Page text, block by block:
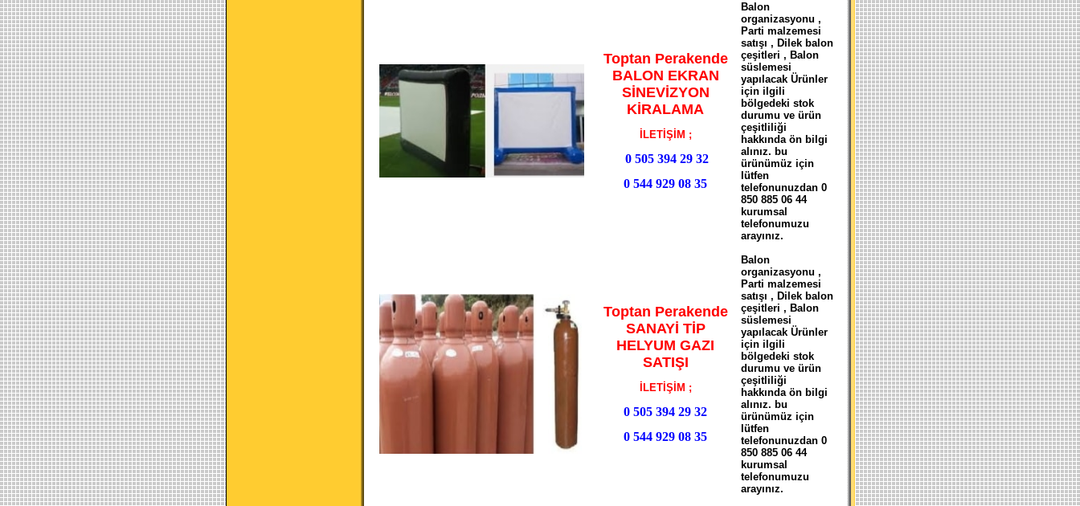
Toptan Perakende
BALON EKRAN
SİNEVİZYON
KİRALAMA
İLETİŞİM ;
0 505 394 29 32
0 544 929 08 35
Balon
organizasyonu ,
Parti malzemesi
satışı , Dilek balon
çeşitleri , Balon
süslemesi
yapılacak Ürünler
için ilgili
bölgedeki stok
durumu ve ürün
çeşitliliği
hakkında ön bilgi
alınız. bu
ürünümüz için
lütfen
telefonunuzdan 0
850 885 06 44
kurumsal
telefonumuzu
arayınız.
Toptan Perakende
SANAYİ TİP
HELYUM GAZI
SATIŞI
İLETİŞİM ;
0 505 394 29 32
0 544 929 08 35
Balon
organizasyonu ,
Parti malzemesi
satışı , Dilek balon
çeşitleri , Balon
süslemesi
yapılacak Ürünler
için ilgili
bölgedeki stok
durumu ve ürün
çeşitliliği
hakkında ön bilgi
alınız. bu
ürünümüz için
lütfen
telefonunuzdan 0
850 885 06 44
kurumsal
telefonumuzu
arayınız.